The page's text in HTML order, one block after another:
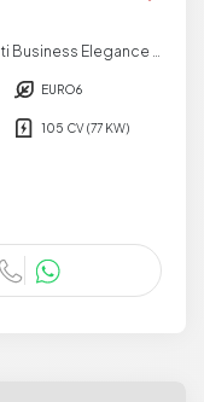
2020 Sports Tourer - Sports Tourer 1.5 cdti Business Elegance s&s 105cv
EURO6
105 CV (77 KW)